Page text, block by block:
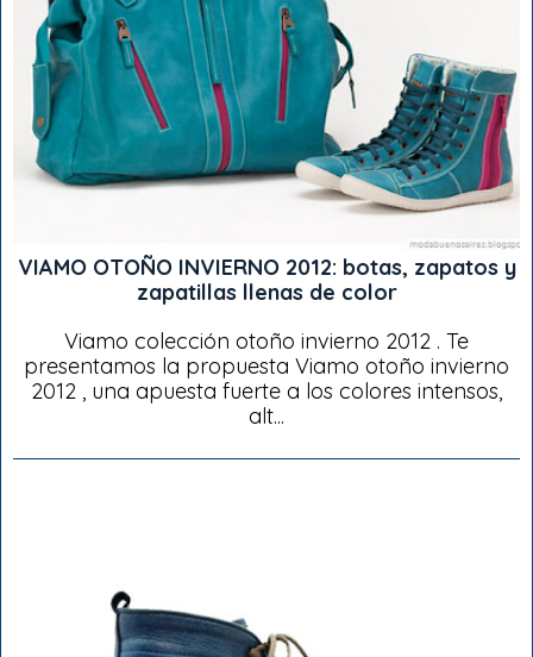
VIAMO OTOÑO INVIERNO 2012: botas, zapatos y
zapatillas llenas de color
Viamo colección otoño invierno 2012 . Te
presentamos la propuesta Viamo otoño invierno
2012 , una apuesta fuerte a los colores intensos,
alt...